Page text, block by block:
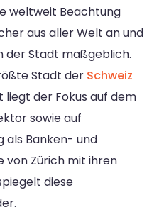
weltweit Beachtung
aus aller Welt an und
der Stadt maßgeblich.
Stadt der Schweiz
der Fokus auf dem
sowie auf
als Banken- und
von Zürich mit ihren
diese